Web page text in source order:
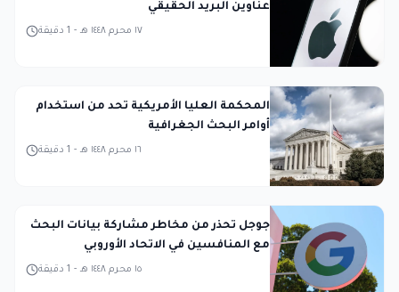
عناوين البريد الحقيقي
1 دقيقة - ١٧ محرم ١٤٤٨ هـ
المحكمة العليا الأمريكية تحد من استخدام
أوامر البحث الجغرافية
1 دقيقة - ١٦ محرم ١٤٤٨ هـ
جوجل تحذر من مخاطر مشاركة بيانات البحث
مع المنافسين في الاتحاد الأوروبي
1 دقيقة - ١٥ محرم ١٤٤٨ هـ